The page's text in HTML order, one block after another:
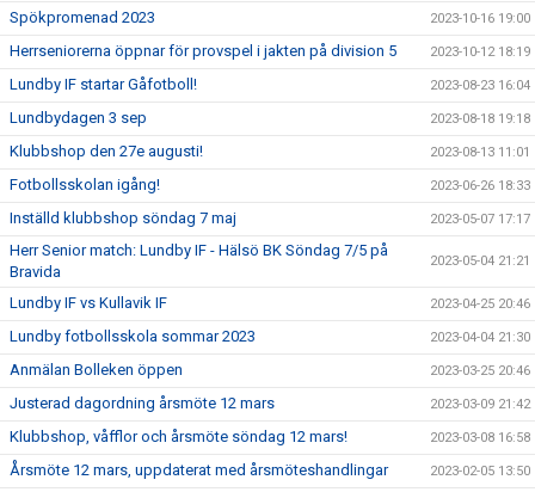
Spökpromenad 2023 2023-10-16 19:00
Herrseniorerna öppnar för provspel i jakten på division 5 2023-10-12 18:19
Lundby IF startar Gåfotboll! 2023-08-23 16:04
Lundbydagen 3 sep 2023-08-18 19:18
Klubbshop den 27e augusti! 2023-08-13 11:01
Fotbollsskolan igång! 2023-06-26 18:33
Inställd klubbshop söndag 7 maj 2023-05-07 17:17
Herr Senior match: Lundby IF - Hälsö BK Söndag 7/5 på
Bravida
2023-05-04 21:21
Lundby IF vs Kullavik IF 2023-04-25 20:46
Lundby fotbollsskola sommar 2023 2023-04-04 21:30
Anmälan Bolleken öppen 2023-03-25 20:46
Justerad dagordning årsmöte 12 mars 2023-03-09 21:42
Klubbshop, våfflor och årsmöte söndag 12 mars! 2023-03-08 16:58
Årsmöte 12 mars, uppdaterat med årsmöteshandlingar 2023-02-05 13:50